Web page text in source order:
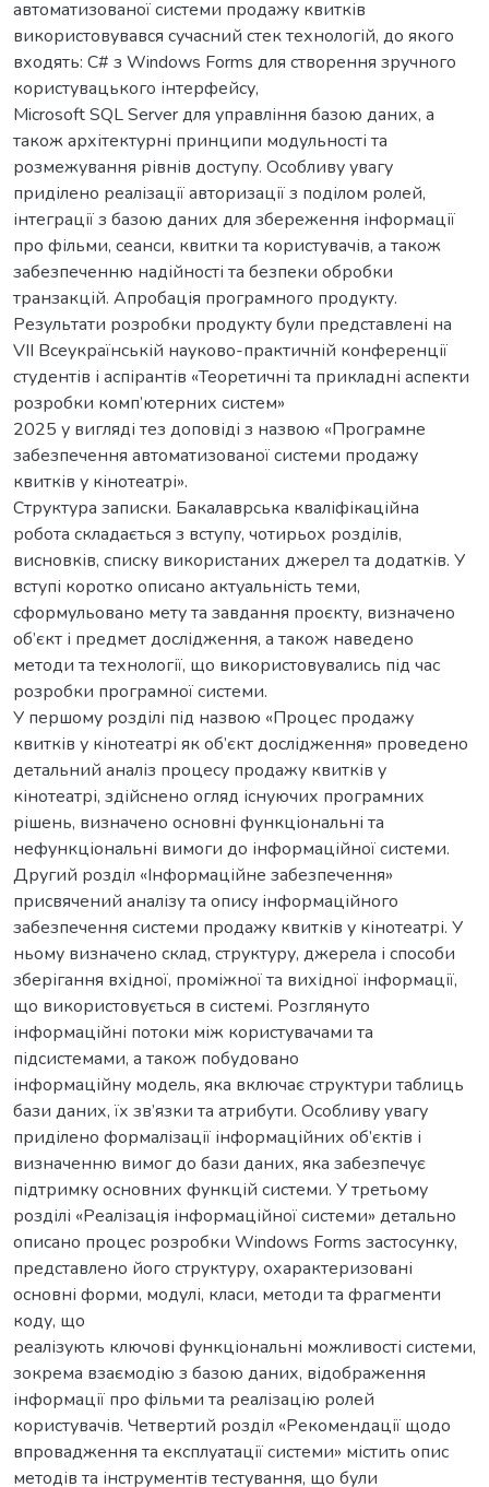
автоматизованої системи продажу квитків
використовувався сучасний стек технологій, до якого
входять: С# з Windows Forms для створення зручного
користувацького інтерфейсу,
Microsoft SQL Server для управління базою даних, а
також архітектурні принципи модульності та
розмежування рівнів доступу. Особливу увагу
приділено реалізації авторизації з поділом ролей,
інтеграції з базою даних для збереження інформації
про фільми, сеанси, квитки та користувачів, а також
забезпеченню надійності та безпеки обробки
транзакцій. Апробація програмного продукту.
Результати розробки продукту були представлені на
VII Всеукраїнській науково-практичній конференції
студентів і аспірантів «Теоретичні та прикладні аспекти
розробки комп’ютерних систем»
2025 у вигляді тез доповіді з назвою «Програмне
забезпечення автоматизованої системи продажу
квитків у кінотеатрі».
Структура записки. Бакалаврська кваліфікаційна
робота складається з вступу, чотирьох розділів,
висновків, списку використаних джерел та додатків. У
вступі коротко описано актуальність теми,
сформульовано мету та завдання проєкту, визначено
об’єкт і предмет дослідження, а також наведено
методи та технології, що використовувались під час
розробки програмної системи.
У першому розділі під назвою «Процес продажу
квитків у кінотеатрі як об’єкт дослідження» проведено
детальний аналіз процесу продажу квитків у
кінотеатрі, здійснено огляд існуючих програмних
рішень, визначено основні функціональні та
нефункціональні вимоги до інформаційної системи.
Другий розділ «Інформаційне забезпечення»
присвячений аналізу та опису інформаційного
забезпечення системи продажу квитків у кінотеатрі. У
ньому визначено склад, структуру, джерела і способи
зберігання вхідної, проміжної та вихідної інформації,
що використовується в системі. Розглянуто
інформаційні потоки між користувачами та
підсистемами, а також побудовано
інформаційну модель, яка включає структури таблиць
бази даних, їх зв’язки та атрибути. Особливу увагу
приділено формалізації інформаційних об’єктів і
визначенню вимог до бази даних, яка забезпечує
підтримку основних функцій системи. У третьому
розділі «Реалізація інформаційної системи» детально
описано процес розробки Windows Forms застосунку,
представлено його структуру, охарактеризовані
основні форми, модулі, класи, методи та фрагменти
коду, що
реалізують ключові функціональні можливості системи,
зокрема взаємодію з базою даних, відображення
інформації про фільми та реалізацію ролей
користувачів. Четвертий розділ «Рекомендації щодо
впровадження та експлуатації системи» містить опис
методів та інструментів тестування, що були